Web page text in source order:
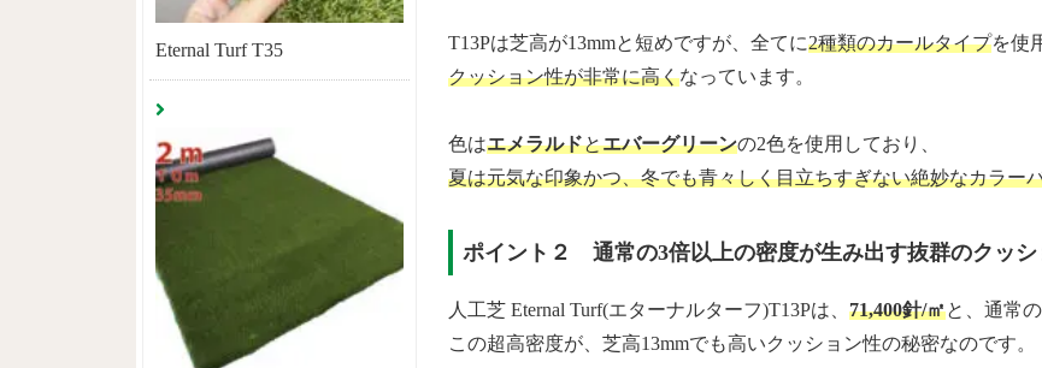
T13Pは芝高が13mmと短めですが、全てに2種類のカールタイプを使
クッション性が非常に高くなっています。
色はエメラルドとエバーグリーンの2色を使用しており、
夏は元気な印象かつ、冬でも青々しく目立ちすぎない絶妙なカラー
ポイント２ 通常の3倍以上の密度が生み出す抜群のクッシ
人工芝 Eternal Turf(エターナルターフ)T13Pは、 71,400針/㎡と、通常
この超高密度が、芝高13mmでも高いクッション性の秘密なのです。
Eternal Turf T35